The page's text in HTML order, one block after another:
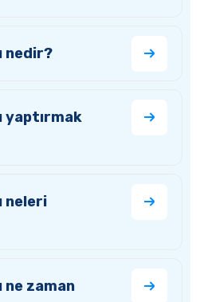
nedir?
yaptırmak
neleri
ne zaman